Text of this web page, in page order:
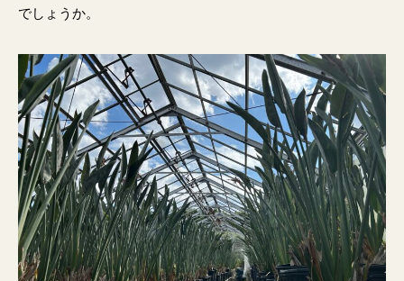
でしょうか。